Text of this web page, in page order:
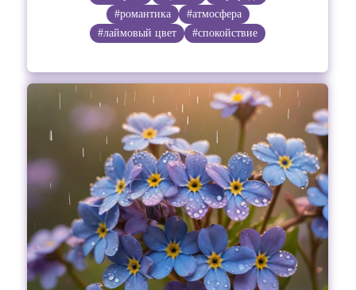
#романтика
#атмосфера
#лаймовый цвет
#спокойствие